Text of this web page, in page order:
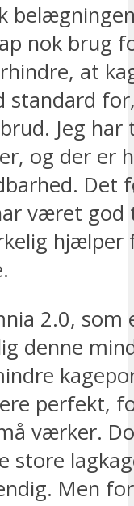
nok brug
at
standard
Jeg har
og der er
Det
været god
hjælper
2.0, som
denne
perfekt,
værker.
store
Men for